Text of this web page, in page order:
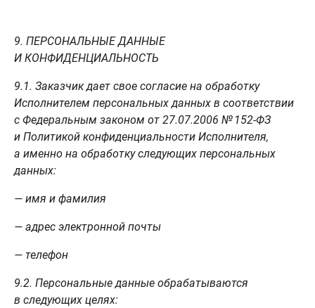
9. ПЕРСОНАЛЬНЫЕ ДАННЫЕ
И КОНФИДЕНЦИАЛЬНОСТЬ
9.1. Заказчик дает свое согласие на обработку
Исполнителем персональных данных в соответствии
с Федеральным законом от 27.07.2006 № 152-ФЗ
и Политикой конфиденциальности Исполнителя,
а именно на обработку следующих персональных
данных:
— имя и фамилия
— адрес электронной почты
— телефон
9.2. Персональные данные обрабатываются
в следующих целях: